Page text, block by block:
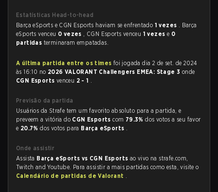
Estatísticas Head-to-head
Barça eSports e CGN Esports haviam se enfrentado 1 vezes . Barça
eSports venceu 0 vezes , CGN Esports venceu 1 vezes e 0
partidas terminaram empatadas.
A última partida entre os times foi jogada dia 2 de set. de 2024
às 16:10 no 2026 VALORANT Challengers EMEA: Stage 3 onde
CGN Esports venceu 2 - 1 .
Previsão da partida
Usuários da Strafe tem um favorito absoluto para a partida, e
preveem a vitória do CGN Esportscom 79.3%dos votos a seu favor
e 20.7%dos votos para Barça eSports .
Onde assistir
Assista Barça eSports vs CGN Esports ao vivo na strafe.com,
Twitch and Youtube. Para assistir a mais partidas como esta, visite o
Calendário de partidas de Valorant .